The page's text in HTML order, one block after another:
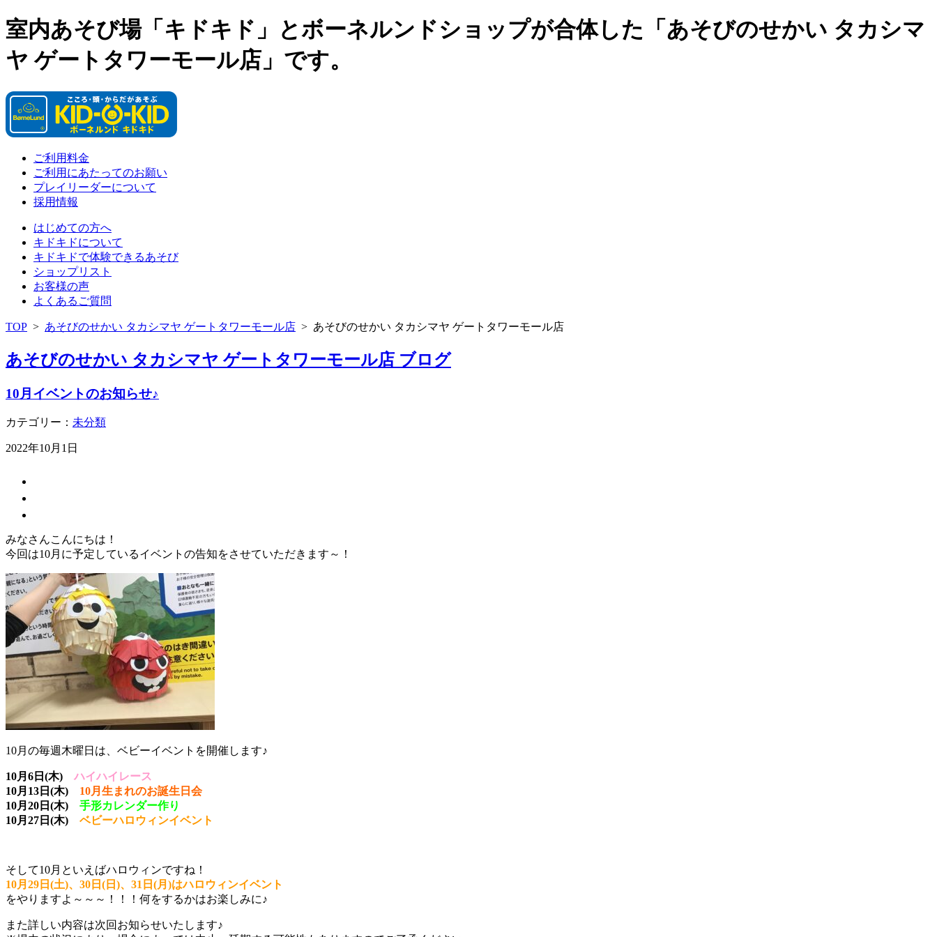
室内あそび場「キドキド」とボーネルンドショップが合体した「あそびのせかい タカシマ
ヤ ゲートタワーモール店」です。
ご利用料金
ご利用にあたってのお願い
プレイリーダーについて
採用情報
はじめての方へ
キドキドについて
キドキドで体験できるあそび
ショップリスト
お客様の声
よくあるご質問
TOP > あそびのせかい タカシマヤ ゲートタワーモール店 > あそびのせかい タカシマヤ ゲートタワーモール店
あそびのせかい タカシマヤ ゲートタワーモール店 ブログ
10月イベントのお知らせ♪
カテゴリー： 未分類
2022年10月1日
みなさんこんにちは！
今回は10月に予定しているイベントの告知をさせていただきます～！
10月の毎週木曜日は、ベビーイベントを開催します♪
10月6日(木) ハイハイレース
10月13日(木) 10月生まれのお誕生日会
10月20日(木) 手形カレンダー作り
10月27日(木) ベビーハロウィンイベント
そして10月といえばハロウィンですね！
10月29日(土)、30日(日)、31日(月)はハロウィンイベント
をやりますよ～～～！！！何をするかはお楽しみに♪
また詳しい内容は次回お知らせいたします♪